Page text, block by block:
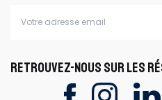
RETROUVEZ-NOUS SUR LES